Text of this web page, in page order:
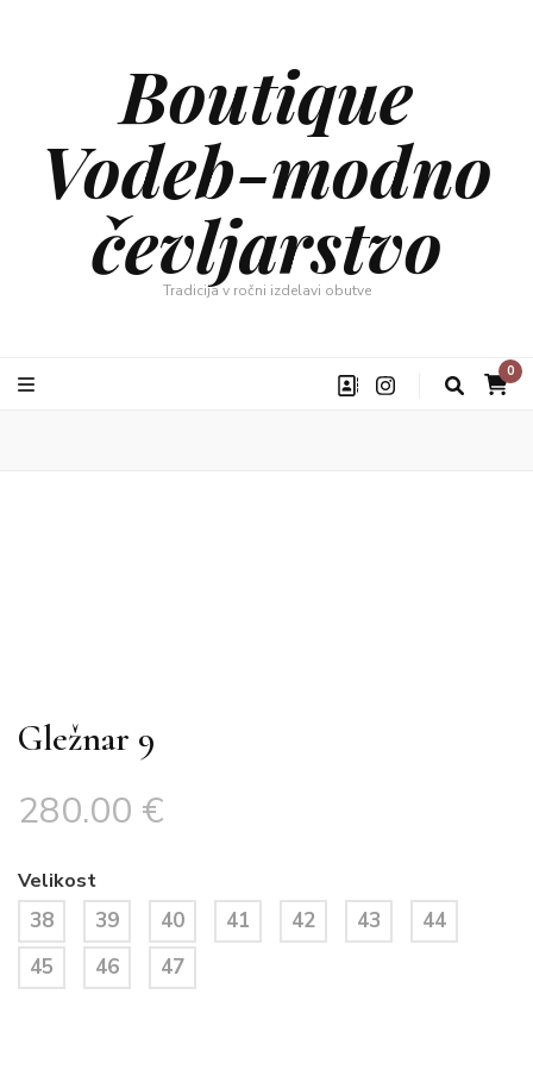
Boutique
Vodeb-modno
čevljarstvo
Tradicija v ročni izdelavi obutve
0
Gležnar 9
280.00 €
Velikost
38 39 40 41 42 43
44
45
46 47